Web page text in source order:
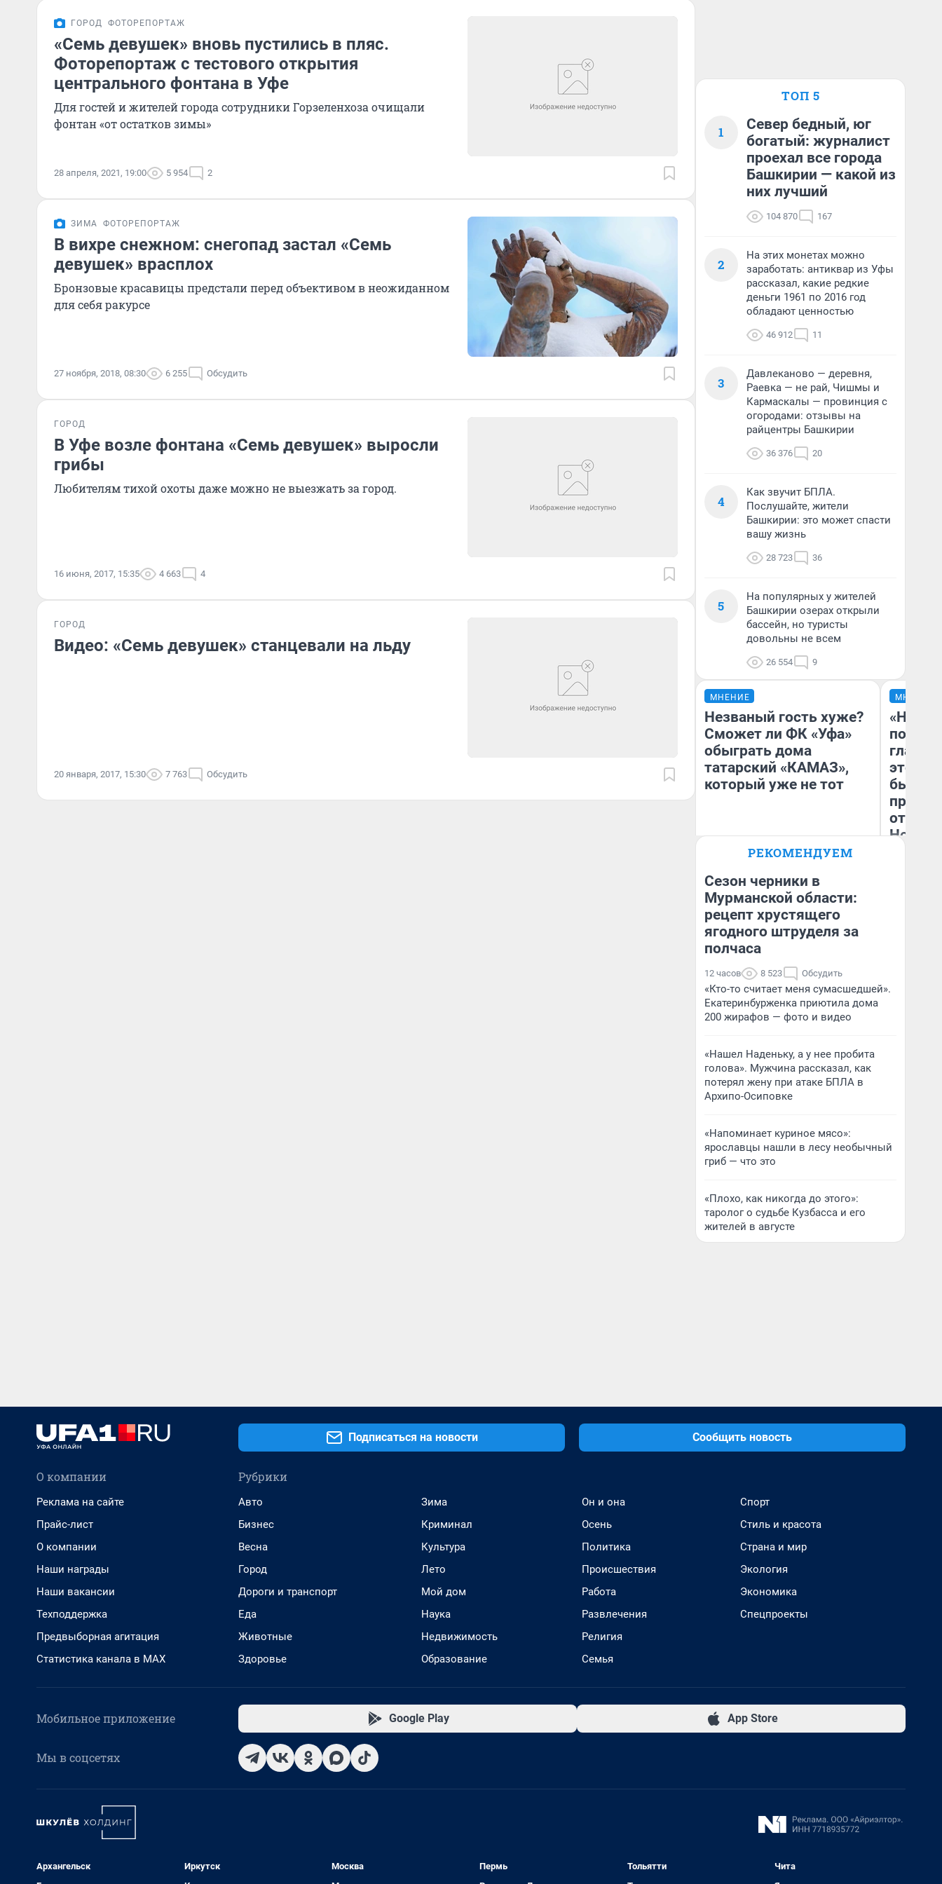
ГОРОД ФОТОРЕПОРТАЖ
«Семь девушек» вновь пустились в пляс.
Фоторепортаж с тестового открытия
центрального фонтана в Уфе
Для гостей и жителей города сотрудники Горзеленхоза очищали
фонтан «от остатков зимы»
28 апреля, 2021, 19:00 5 954 2
ЗИМА ФОТОРЕПОРТАЖ
В вихре снежном: снегопад застал «Семь
девушек» врасплох
Бронзовые красавицы предстали перед объективом в неожиданном
для себя ракурсе
27 ноября, 2018, 08:30 6 255 Обсудить
ГОРОД
В Уфе возле фонтана «Семь девушек» выросли
грибы
Любителям тихой охоты даже можно не выезжать за город.
16 июня, 2017, 15:35 4 663 4
ГОРОД
Видео: «Семь девушек» станцевали на льду
20 января, 2017, 15:30 7 763 Обсудить
ТОП 5
1
Север бедный, юг
богатый: журналист
проехал все города
Башкирии — какой из
них лучший
104 870 167
2
На этих монетах можно
заработать: антиквар из Уфы
рассказал, какие редкие
деньги 1961 по 2016 год
обладают ценностью
46 912 11
3
Давлеканово — деревня,
Раевка — не рай, Чишмы и
Кармаскалы — провинция с
огородами: отзывы на
райцентры Башкирии
36 376 20
4
Как звучит БПЛА.
Послушайте, жители
Башкирии: это может спасти
вашу жизнь
28 723 36
5
На популярных у жителей
Башкирии озерах открыли
бассейн, но туристы
довольны не всем
26 554 9
МНЕНИЕ
Незваный гость хуже?
Сможет ли ФК «Уфа»
обыграть дома
татарский «КАМАЗ»,
который уже не тот
Антон Селиверстов
МНЕНИЕ
этого
бьет
отзыв
Нолана
РЕКОМЕНДУЕМ
Сезон черники в
Мурманской области:
рецепт хрустящего
ягодного штруделя за
полчаса
12 часов 8 523 Обсудить
«Кто-то считает меня сумасшедшей».
Екатеринбурженка приютила дома
200 жирафов — фото и видео
«Нашел Наденьку, а у нее пробита
голова». Мужчина рассказал, как
потерял жену при атаке БПЛА в
Архипо-Осиповке
«Напоминает куриное мясо»:
ярославцы нашли в лесу необычный
гриб — что это
«Плохо, как никогда до этого»:
таролог о судьбе Кузбасса и его
жителей в августе
Подписаться на новости Сообщить новость
О компании
Реклама на сайте
Прайс-лист
О компании
Наши награды
Наши вакансии
Техподдержка
Предвыборная агитация
Статистика канала в MAX
Рубрики
Авто
Бизнес
Весна
Город
Дороги и транспорт
Еда
Животные
Здоровье
Зима
Криминал
Культура
Лето
Мой дом
Наука
Недвижимость
Образование
Он и она
Осень
Политика
Происшествия
Работа
Развлечения
Религия
Семья
Спорт
Стиль и красота
Страна и мир
Экология
Экономика
Спецпроекты
Мобильное приложение Google Play App Store
Мы в соцсетях
Архангельск
Иркутск
Москва
Пермь
Тольятти
Чита